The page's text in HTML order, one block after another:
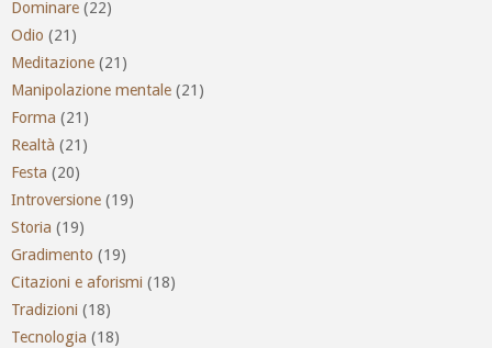
Dominare (22)
Odio (21)
Meditazione (21)
Manipolazione mentale (21)
Forma (21)
Realtà (21)
Festa (20)
Introversione (19)
Storia (19)
Gradimento (19)
Citazioni e aforismi (18)
Tradizioni (18)
Tecnologia (18)